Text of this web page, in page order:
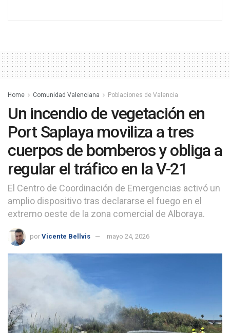
Home Comunidad Valenciana Poblaciones de Valencia
Un incendio de vegetación en
Port Saplaya moviliza a tres
cuerpos de bomberos y obliga a
regular el tráfico en la V-21
El Centro de Coordinación de Emergencias activó un
amplio dispositivo tras declararse el fuego en el
extremo oeste de la zona comercial de Alboraya.
por Vicente Bellvis mayo 24, 2026